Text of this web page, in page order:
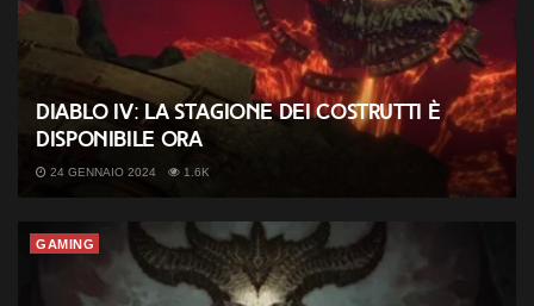
Diablo IV: la Stagione dei Costrutti è
disponibile ora
24 GENNAIO 2024 1.6K
GAMING